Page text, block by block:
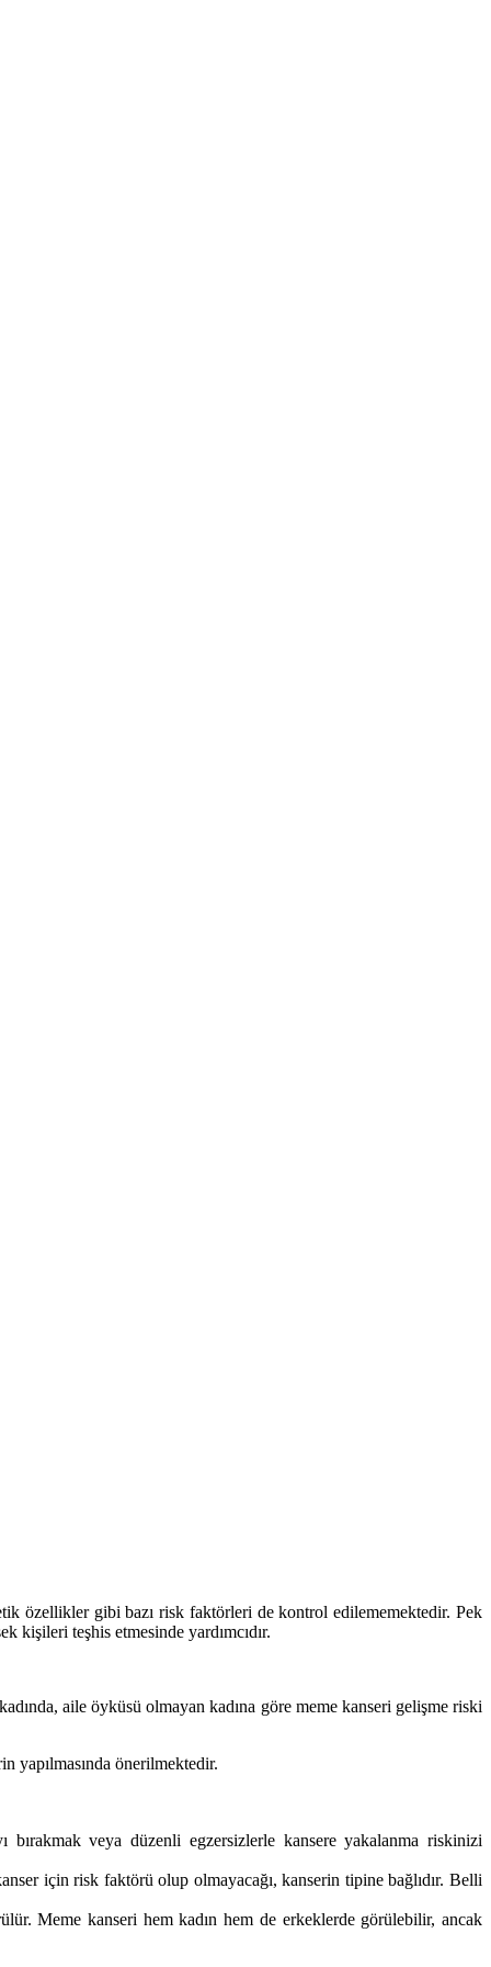
özellikler gibi bazı risk faktörleri de kontrol edilememektedir. Pek
kişileri teşhis etmesinde yardımcıdır.
aile öyküsü olmayan kadına göre meme kanseri gelişme riski
yapılmasında önerilmektedir.
veya düzenli egzersizlerle kansere yakalanma riskinizi
için risk faktörü olup olmayacağı, kanserin tipine bağlıdır. Belli
Meme kanseri hem kadın hem de erkeklerde görülebilir, ancak